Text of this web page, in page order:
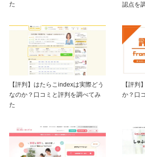
た
認点を
【評判】はたらこindexは実際どう
なのか？口コミと評判を調べてみ
た
【評判
か？口